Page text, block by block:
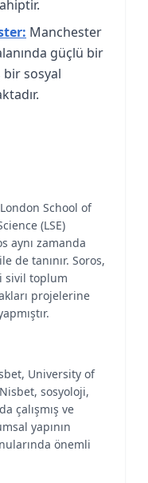
Manchester
güçlü bir
bir sosyal
School of
(LSE)
aynı zamanda
de tanınır. Soros,
sivil toplum
projelerine
University of
sosyoloji,
çalışmış ve
yapının
önemli